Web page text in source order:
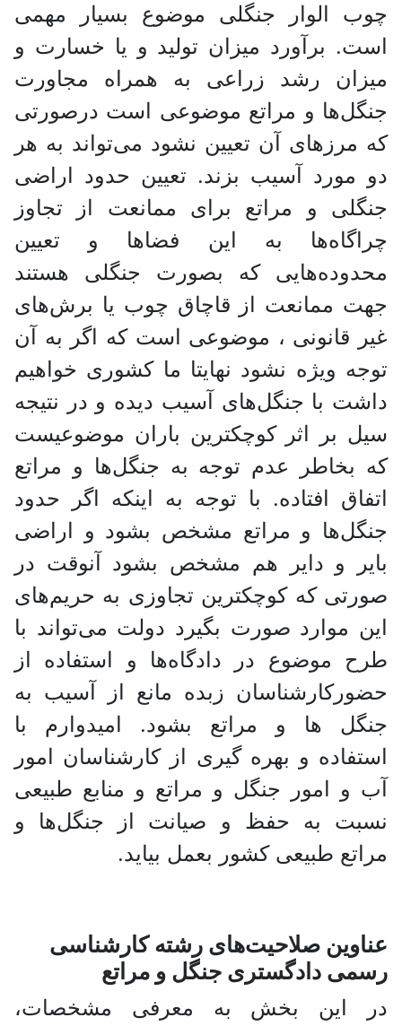
چوب الوار جنگلی موضوع بسیار مهمی
است. برآورد میزان تولید و یا خسارت و
میزان رشد زراعی به همراه مجاورت
جنگل‌ها و مراتع موضوعی است درصورتی
که مرزهای آن تعیین نشود می‌تواند به هر
دو مورد آسیب‌ بزند. تعیین حدود اراضی
جنگلی و مراتع برای ممانعت از تجاوز
چراگاه‌ها به این فضاها و تعیین
محدوده‌هایی که بصورت جنگلی هستند
جهت ممانعت از قاچاق چوب یا برش‌های
غیر قانونی ، موضوعی است که اگر به آن
توجه ویژه نشود نهایتا ما کشوری خواهیم
داشت با جنگل‌های آسیب ‌دیده و در نتیجه
سیل بر اثر کوچکترین باران موضوعیست
که بخاطر عدم توجه به جنگل‌ها و مراتع
اتفاق افتاده. با توجه به اینکه اگر حدود
جنگل‌ها و مراتع مشخص بشود و اراضی
بایر و دایر هم مشخص بشود آنوقت در
صورتی که کوچکترین تجاوزی به حریم‌‌های
این موارد صورت بگیرد دولت می‌تواند با
طرح موضوع در دادگاه‌ها و استفاده از
حضورکارشناسان زبده مانع از آسیب به
جنگل ها ‌و مراتع بشود. امیدوارم با
استفاده و بهره ‌گیری از کارشناسان امور
آب و امور جنگل و مراتع و منابع طبیعی
نسبت به حفظ و صیانت از جنگل‌ها و
مراتع‌ طبیعی کشور بعمل بیاید.
عناوین صلاحیت‌های رشته کارشناسی
رسمی دادگستری جنگل و مراتع
در این بخش به معرفی مشخصات،